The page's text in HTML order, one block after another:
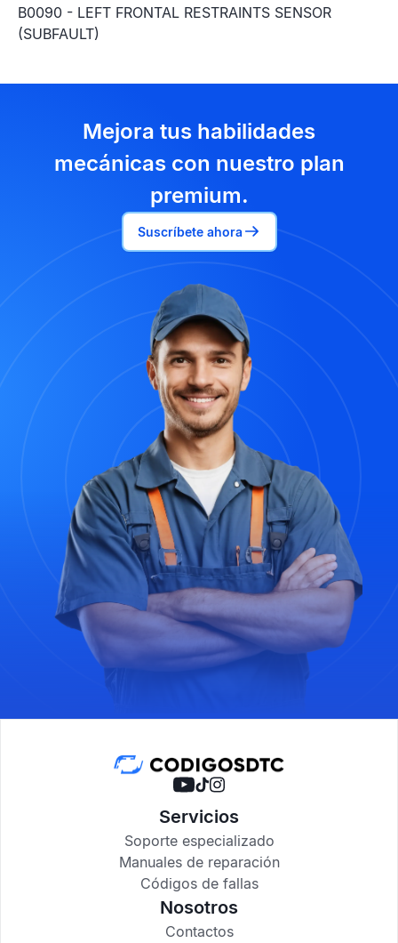
B0090 - LEFT FRONTAL RESTRAINTS SENSOR
(SUBFAULT)
Mejora tus habilidades
mecánicas con nuestro plan
premium.
Suscríbete ahora
Servicios
Soporte especializado
Manuales de reparación
Códigos de fallas
Nosotros
Contactos